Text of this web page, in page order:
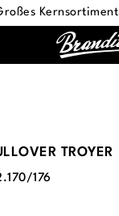
Kernsortiment
TROYER
176